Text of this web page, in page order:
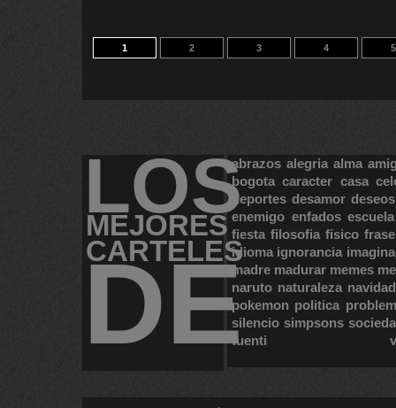
1 2 3 4 5
LOS
MEJORES
CARTELES
DE
abrazos alegria alma
bogota caracter casa
deportes desamor deseos
enemigo enfados escuela
fiesta filosofia fisico
idioma ignorancia
madre madurar memes
naruto naturaleza navidad
pokemon politica
silencio simpsons
tuenti